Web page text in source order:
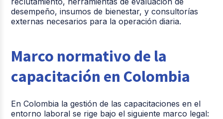
Vacaciones 4.17%
desempeño, insumos de bienestar, y consultorías
externas necesarios para la operación diaria.
Marco normativo de la
capacitación en Colombia
En Colombia la gestión de las capacitaciones en el
entorno laboral se rige bajo el siguiente marco legal: